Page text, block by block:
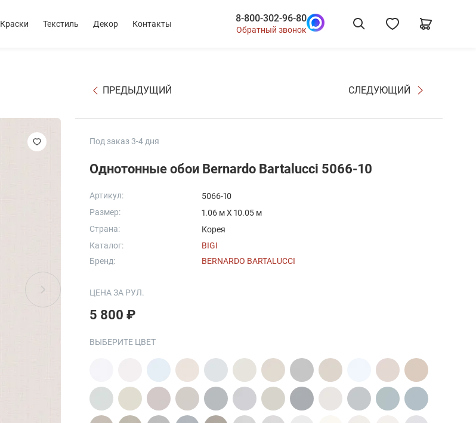
Краски Текстиль Декор Контакты 8-800-302-96-80
Обратный звонок
ПРЕДЫДУЩИЙ СЛЕДУЮЩИЙ
Под заказ 3-4 дня
Однотонные обои Bernardo Bartalucci 5066-10
Артикул:
5066-10
Размер:
1.06 м X 10.05 м
Страна:
Корея
Каталог:
BIGI
Бренд:
BERNARDO BARTALUCCI
ЦЕНА ЗА РУЛ.
5 800 ₽
ВЫБЕРИТЕ ЦВЕТ